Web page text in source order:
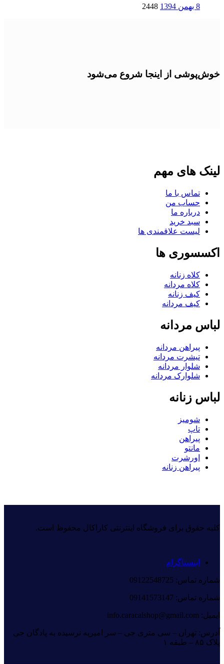
نوشته
8 بهمن 1394 2448
خوش‌پوشی از اینجا شروع می‌شود
لینک های مهم
تماس با ما
حساب من
درباره ما
سبد خرید
لیست علاقمندی ها
اکسسوری ها
کلاه زنانه
کلاه مردانه
کیف زنانه
کیف مردانه
لباس مردانه
پیراهن مردانه
تیشرت مردانه
شلوار مردانه
شلوارک مردانه
لباس زنانه
شومیز
تاپ
پیراهن
مانتو
اورشرت
پیراهن زنانه
کلیه حقوق برای فروشگاه اینترنتی کاراکال محفوظ است.
اینستاگرام
شماره تماس: 09122548725
شماره تماس: 09141573147
ایمیل: info.caracalshop@gmail.com
آدرس: تهران – سی متری جی – سر امیریه نرسیده به پادگان جی
پلاک ۸۵ – طبقه ۱